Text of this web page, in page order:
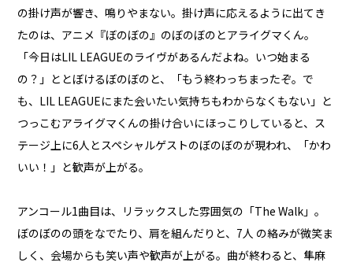
の掛け声が響き、鳴りやまない。掛け声に応えるように出てき
たのは、アニメ『ぼのぼの』のぼのぼのとアライグマくん。
「今日はLIL LEAGUEのライヴがあるんだよね。いつ始まる
の？」ととぼけるぼのぼのと、「もう終わっちまったぞ。で
も、LIL LEAGUEにまた会いたい気持ちもわからなくもない」と
つっこむアライグマくんの掛け合いにほっこりしていると、ス
テージ上に6人とスペシャルゲストのぼのぼのが現われ、「かわ
いい！」と歓声が上がる。
アンコール1曲目は、リラックスした雰囲気の「The Walk」。
ぼのぼのの頭をなでたり、肩を組んだりと、7人 の絡みが微笑ま
しく、会場からも笑い声や歓声が上がる。曲が終わると、隼麻